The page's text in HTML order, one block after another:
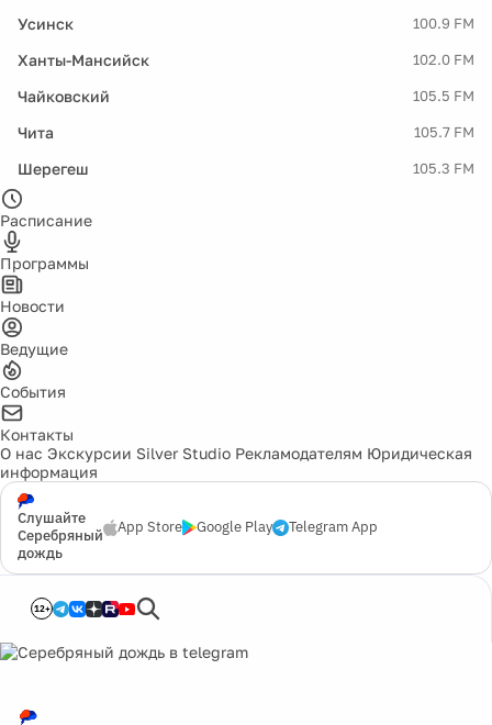
Усинск 100.9 FM
Ханты-Мансийск 102.0 FM
Чайковский 105.5 FM
Чита 105.7 FM
Шерегеш 105.3 FM
Расписание
Программы
Новости
Ведущие
События
Контакты
О нас Экскурсии Silver Studio Рекламодателям Юридическая
информация
Слушайте
Серебряный
дождь
App Store Google Play Telegram App
12+